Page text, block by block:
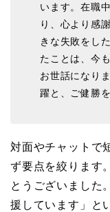
います。在職
り、心より感
きな失敗をし
たことは、今
お世話になり
躍と、ご健勝
対面やチャットで
ず要点を絞ります
とうございました
援しています」と